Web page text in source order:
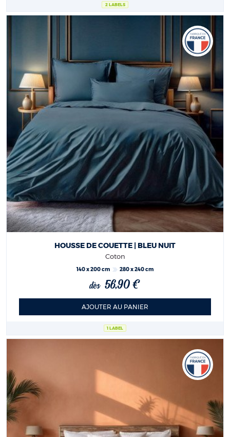
2 LABELS
1 LABEL
HOUSSE DE COUETTE | BLEU NUIT
Coton
140 x 200 cm 280 x 240 cm
dès 56,90 €
AJOUTER AU PANIER